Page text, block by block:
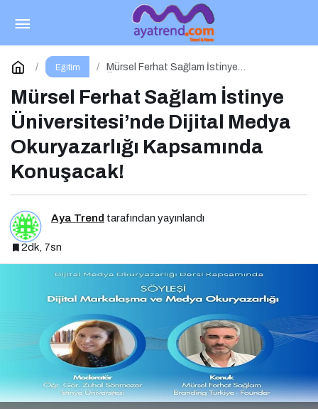
Eğitim
Mürsel Ferhat Sağlam İstinye
Kapsamında Konuşacak!
Mürsel Ferhat Sağlam İstinye
Üniversitesi’nde Dijital Medya
Okuryazarlığı Kapsamında
Konuşacak!
Aya Trend tarafından yayınlandı
2dk, 7sn
PR Atölye Dergisi’nin 9. Sayısı Çıktı!
Yorum Yap